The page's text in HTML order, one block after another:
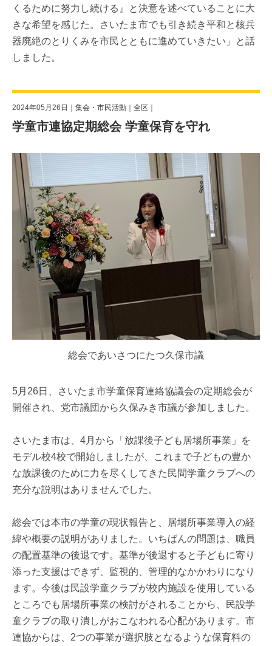
くるために努力し続ける』と決意を述べていることに大
きな希望を感じた。さいたま市でも引き続き平和と核兵
器廃絶のとりくみを市民とともに進めていきたい」と話
しました。
2024年05月26日｜ 集会・市民活動 全区
学童市連協定期総会 学童保育を守れ
総会であいさつにたつ久保市議
5月26日、さいたま市学童保育連絡協議会の定期総会が
開催され、党市議団から久保みき市議が参加しました。
さいたま市は、4月から「放課後子ども居場所事業」を
モデル校4校で開始しましたが、これまで子どもの豊か
な放課後のために力を尽くしてきた民間学童クラブへの
充分な説明はありませんでした。
総会では本市の学童の現状報告と、居場所事業導入の経
緯や概要の説明がありました。いちばんの問題は、職員
の配置基準の後退です。基準が後退すると子どもに寄り
添った支援はできず、監視的、管理的なかかわりになり
ます。今後は民設学童クラブが校内施設を使用している
ところでも居場所事業の検討がされることから、民設学
童クラブの取り潰しがおこなわれる心配があります。市
連協からは、2つの事業が選択肢となるような保育料の